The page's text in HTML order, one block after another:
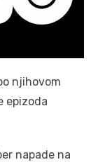
njihovom
epizoda
napade na